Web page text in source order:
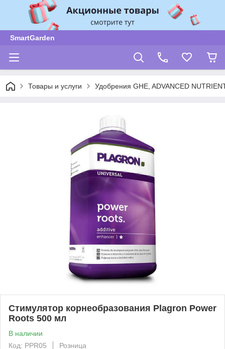
SmartGarden
Товары и услуги Удобрения GHE, ADVANCED
Стимулятор корнеобразования Plagron Power
Roots 500 мл
В наличии
Код: PPR05
Розница